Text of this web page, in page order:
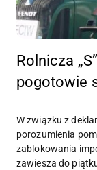
Rolnicza
pogotowie
W związku z
porozumienia
zablokowania
zawiesza do